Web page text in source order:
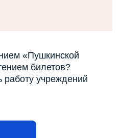
«Пушкинской
билетов?
работу учреждений